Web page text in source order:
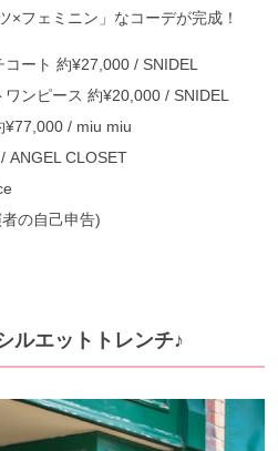
×フェミニン」なコーデが完成！
ート 約¥27,000 / SNIDEL
ンピース 約¥20,000 / SNIDEL
¥77,000 / miu miu
ANGEL CLOSET
の自己申告)
ルエットトレンチ♪